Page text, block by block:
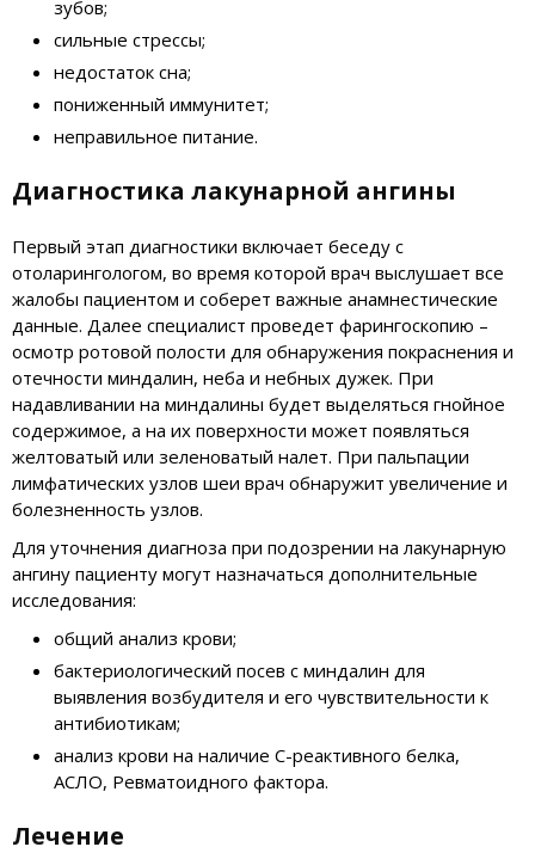
зубов;
сильные стрессы;
недостаток сна;
пониженный иммунитет;
неправильное питание.
Диагностика лакунарной ангины
Первый этап диагностики включает беседу с
отоларингологом, во время которой врач выслушает все
жалобы пациентом и соберет важные анамнестические
данные. Далее специалист проведет фарингоскопию –
осмотр ротовой полости для обнаружения покраснения и
отечности миндалин, неба и небных дужек. При
надавливании на миндалины будет выделяться гнойное
содержимое, а на их поверхности может появляться
желтоватый или зеленоватый налет. При пальпации
лимфатических узлов шеи врач обнаружит увеличение и
болезненность узлов.
Для уточнения диагноза при подозрении на лакунарную
ангину пациенту могут назначаться дополнительные
исследования:
общий анализ крови;
бактериологический посев с миндалин для
выявления возбудителя и его чувствительности к
антибиотикам;
анализ крови на наличие С-реактивного белка,
АСЛО, Ревматоидного фактора.
Лечение